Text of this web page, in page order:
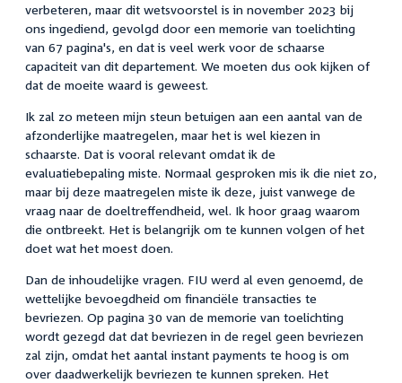
verbeteren, maar dit wetsvoorstel is in november 2023 bij
ons ingediend, gevolgd door een memorie van toelichting
van 67 pagina's, en dat is veel werk voor de schaarse
capaciteit van dit departement. We moeten dus ook kijken of
dat de moeite waard is geweest.
Ik zal zo meteen mijn steun betuigen aan een aantal van de
afzonderlijke maatregelen, maar het is wel kiezen in
schaarste. Dat is vooral relevant omdat ik de
evaluatiebepaling miste. Normaal gesproken mis ik die niet zo,
maar bij deze maatregelen miste ik deze, juist vanwege de
vraag naar de doeltreffendheid, wel. Ik hoor graag waarom
die ontbreekt. Het is belangrijk om te kunnen volgen of het
doet wat het moest doen.
Dan de inhoudelijke vragen. FIU werd al even genoemd, de
wettelijke bevoegdheid om financiële transacties te
bevriezen. Op pagina 30 van de memorie van toelichting
wordt gezegd dat dat bevriezen in de regel geen bevriezen
zal zijn, omdat het aantal instant payments te hoog is om
over daadwerkelijk bevriezen te kunnen spreken. Het